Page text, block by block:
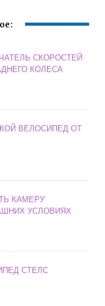
СКОРОСТЕЙ
КОЛЕСА
ВЕЛОСИПЕД ОТ
КАМЕРУ
УСЛОВИЯХ
СТЕЛС